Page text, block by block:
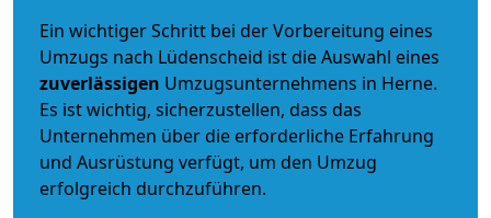
Ein wichtiger Schritt bei der Vorbereitung eines
Umzugs nach Lüdenscheid ist die Auswahl eines
zuverlässigen Umzugsunternehmens in Herne.
Es ist wichtig, sicherzustellen, dass das
Unternehmen über die erforderliche Erfahrung
und Ausrüstung verfügt, um den Umzug
erfolgreich durchzuführen.